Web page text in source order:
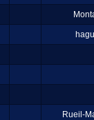
Rueil-